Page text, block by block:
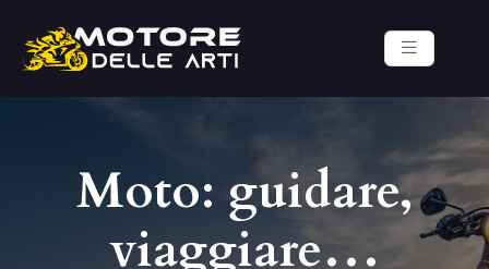
Moto: guidare,
viaggiare…